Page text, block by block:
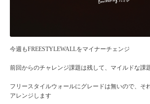
今週もFREESTYLEWALLをマイナーチェンジ
前回からのチャレンジ課題は残して、マイルドな課
フリースタイルウォールにグレードは無いので、そ
アレンジします